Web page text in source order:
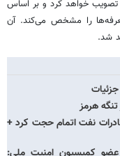
تصویب خواهد کرد و بر اساس
را مشخص می‌کند. آن
شد.
هرمز
نفت اتمام حجت کرد +